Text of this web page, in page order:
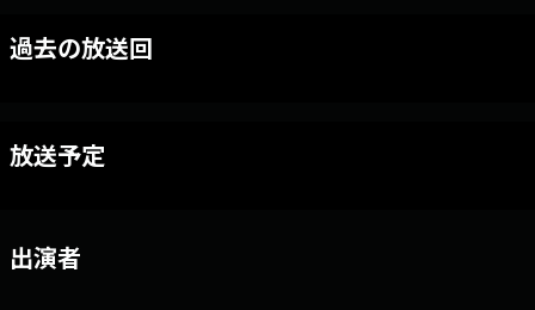
過去の放送回
放送予定
出演者